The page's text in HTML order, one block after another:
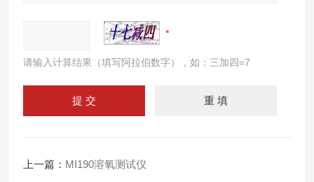
请输入计算结果（填写阿拉伯数字），如：三加四=7
上一篇： MI190溶氧测试仪